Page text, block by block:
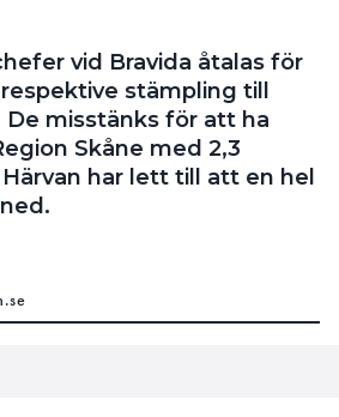
vid Bravida åtalas för
stämpling till
misstänks för att ha
Skåne med 2,3
har lett till att en hel